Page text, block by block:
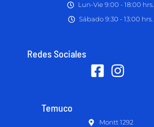
Lun-Vie 9:00 - 18:00 hrs.
Sábado 9:30 - 13:00 hrs.
Redes Sociales
Temuco
Montt 1292